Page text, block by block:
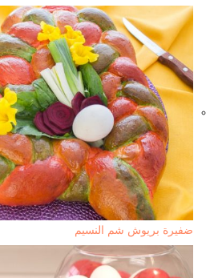
ضفيرة بريوش شم النسيم